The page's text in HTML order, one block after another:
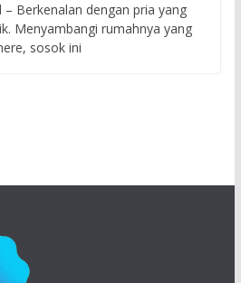
– Berkenalan dengan pria yang
Menyambangi rumahnya yang
sosok ini